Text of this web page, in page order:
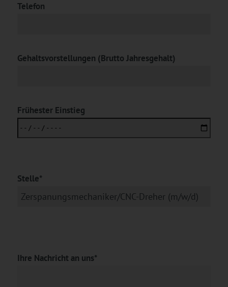
Telefon
Gehaltsvorstellungen (Brutto Jahresgehalt)
Frühester Einstieg
Stelle*
Ihre Nachricht an uns*